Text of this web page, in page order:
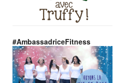
#AmbassadriceFitness